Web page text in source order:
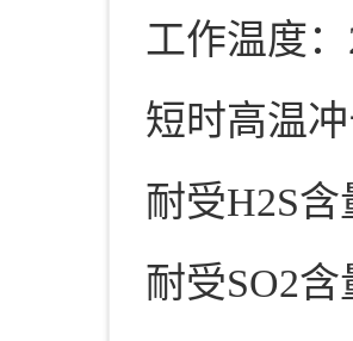
工作温度
短时高温
耐受H2S含
耐受SO2含